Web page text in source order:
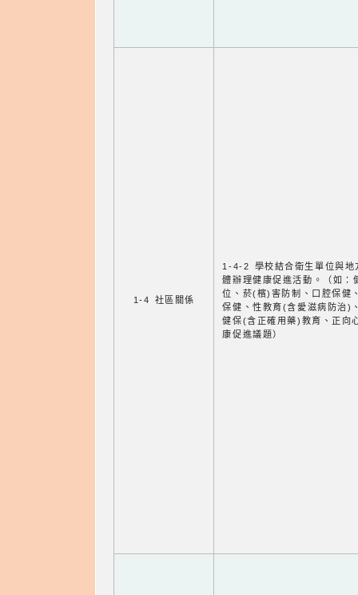
1-4 社區關係
1-4-2 學校結合衛生單位與地
體辦理健康促進活動。（如：
位、菸(檳)害防制、口腔保健
保健、性教育(含愛滋病防治)
健保(含正確用藥)教育、正向
康促進議題）